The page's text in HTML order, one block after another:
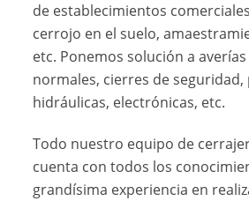
de establecimientos
cerrojo en el suelo,
etc. Ponemos solución a
normales, cierres de
hidráulicas, electrónicas, etc.
Todo nuestro equipo de
cuenta con todos los
grandísima experiencia en